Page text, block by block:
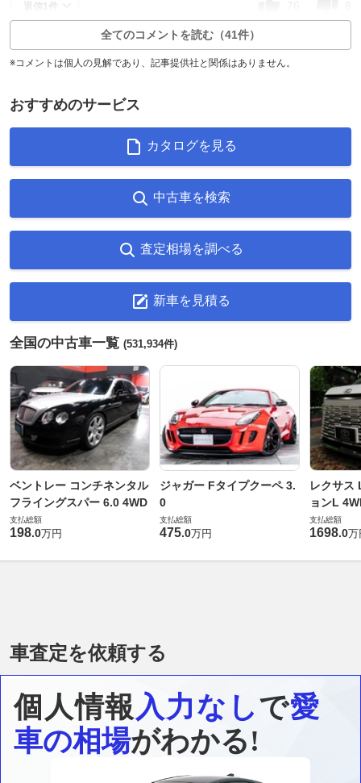
返信1件
全てのコメントを読む（41件）
※コメントは個人の見解であり、記事提供社と関係はありません。
おすすめのサービス
カタログを見る
中古車を検索
査定相場を調べる
新車を見積る
全国の中古車一覧 (531,934件)
ベントレー コンチネンタル
フライングスパー 6.0 4WD
支払総額
198.0万円
ジャガー Fタイプクーペ 3.
0
支払総額
475.0万円
レクサス
ョンL
支払総額
1698.0万
車査定を依頼する
個人情報入力なしで愛
車の相場がわかる!